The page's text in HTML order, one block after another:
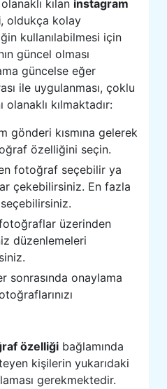
kılan instagram
, oldukça kolay
kullanılabilmesi için
güncel olması
güncelse eğer
ile uygulanması, çoklu
olanaklı kılmaktadır:
gönderi kısmına gelerek
özelliğini seçin.
fotoğraf seçebilir ya
çekebilirsiniz. En fazla
üzerinden
düzenlemeleri
sonrasında onaylama
özelliği bağlamında
kişilerin yukarıdaki
gerekmektedir.